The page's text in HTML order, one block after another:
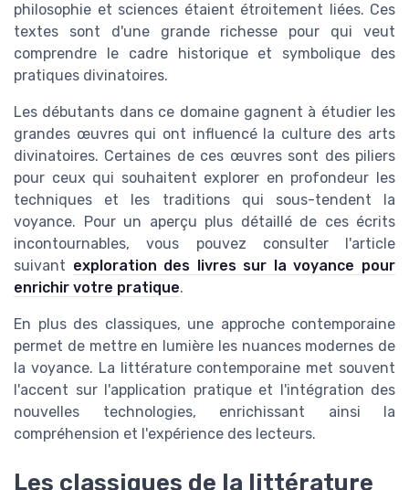
philosophie et sciences étaient étroitement liées. Ces
textes sont d'une grande richesse pour qui veut
comprendre le cadre historique et symbolique des
pratiques divinatoires.
Les débutants dans ce domaine gagnent à étudier les
grandes œuvres qui ont influencé la culture des arts
divinatoires. Certaines de ces œuvres sont des piliers
pour ceux qui souhaitent explorer en profondeur les
techniques et les traditions qui sous-tendent la
voyance. Pour un aperçu plus détaillé de ces écrits
incontournables, vous pouvez consulter l'article
suivant exploration des livres sur la voyance pour
enrichir votre pratique.
En plus des classiques, une approche contemporaine
permet de mettre en lumière les nuances modernes de
la voyance. La littérature contemporaine met souvent
l'accent sur l'application pratique et l'intégration des
nouvelles technologies, enrichissant ainsi la
compréhension et l'expérience des lecteurs.
Les classiques de la littérature